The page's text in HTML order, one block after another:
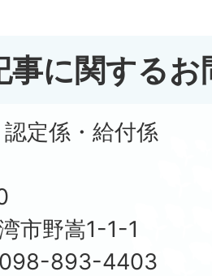
事に関する
定係・給付係
市野嵩1-1-1
098-893-4403